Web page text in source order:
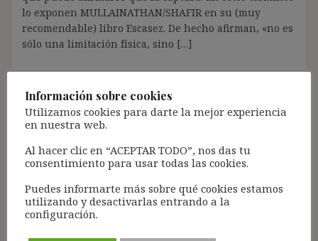
lo exponen MULLAINATHAN/SHAFIR en su (muy
recomendable) libro Escasez. De hecho afirman, «no es
sólo una limitación física, sino […]
Acceso para Suscribirse al Blog (GRATIS):
Acceso para Suscriptores Registrados:
Información sobre cookies
Utilizamos cookies para darte la mejor experiencia
en nuestra web.
Al hacer clic en “ACEPTAR TODO”, nos das tu
consentimiento para usar todas las cookies.
Puedes informarte más sobre qué cookies estamos
utilizando y desactivarlas entrando a la
configuración.